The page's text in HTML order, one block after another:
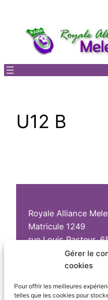
Gérer le
cookies
Pour offrir les meilleures
telles que les cookies pour
contenu
U12 B
Royale Alliance
Matricule 1249
rue Louis Pasteur,
4633 Melen